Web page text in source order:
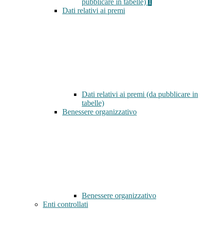
pubblicare in tabelle)
Dati relativi ai premi
Dati relativi ai premi (da pubblicare in
tabelle)
Benessere organizzativo
Benessere organizzativo
Enti controllati